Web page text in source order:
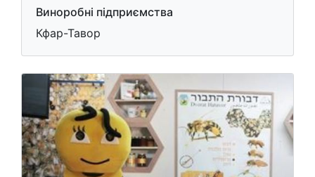
Виноробні підприємства
Кфар-Тавор